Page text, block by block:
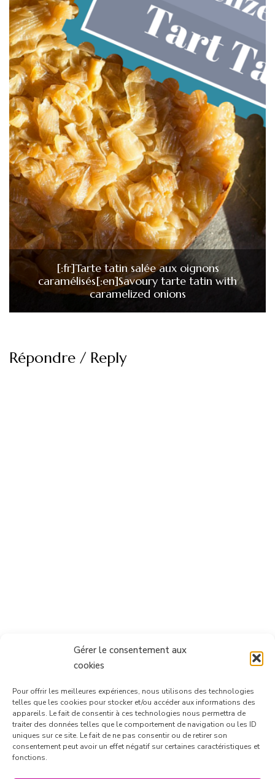
Gérer le consentement aux
cookies
Pour offrir les meilleures expériences, nous utilisons des technologies
telles que les cookies pour stocker et/ou accéder aux informations des
appareils. Le fait de consentir à ces technologies nous permettra de
traiter des données telles que le comportement de navigation ou les ID
uniques sur ce site. Le fait de ne pas consentir ou de retirer son
consentement peut avoir un effet négatif sur certaines caractéristiques et
fonctions.
[:fr]Tarte tatin salée aux oignons
caramélisés[:en]Savoury tarte tatin with
caramelized onions
Répondre / Reply